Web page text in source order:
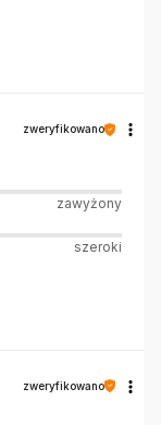
zweryfikowano
zawyżony
szeroki
zweryfikowano